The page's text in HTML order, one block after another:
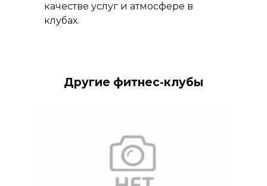
качестве услуг и атмосфере в
клубах.
Другие фитнес-клубы